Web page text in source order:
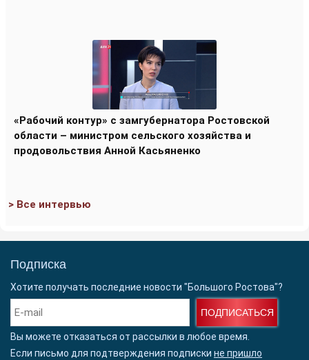
«Рабочий контур» с замгубернатора Ростовской
области – министром сельского хозяйства и
продовольствия Анной Касьяненко
> Все интервью
Подписка
Хотите получать последние новости "Большого Ростова"?
ПОДПИСАТЬСЯ
Вы можете отказаться от рассылки в любое время.
Если письмо для подтверждения подписки не пришло